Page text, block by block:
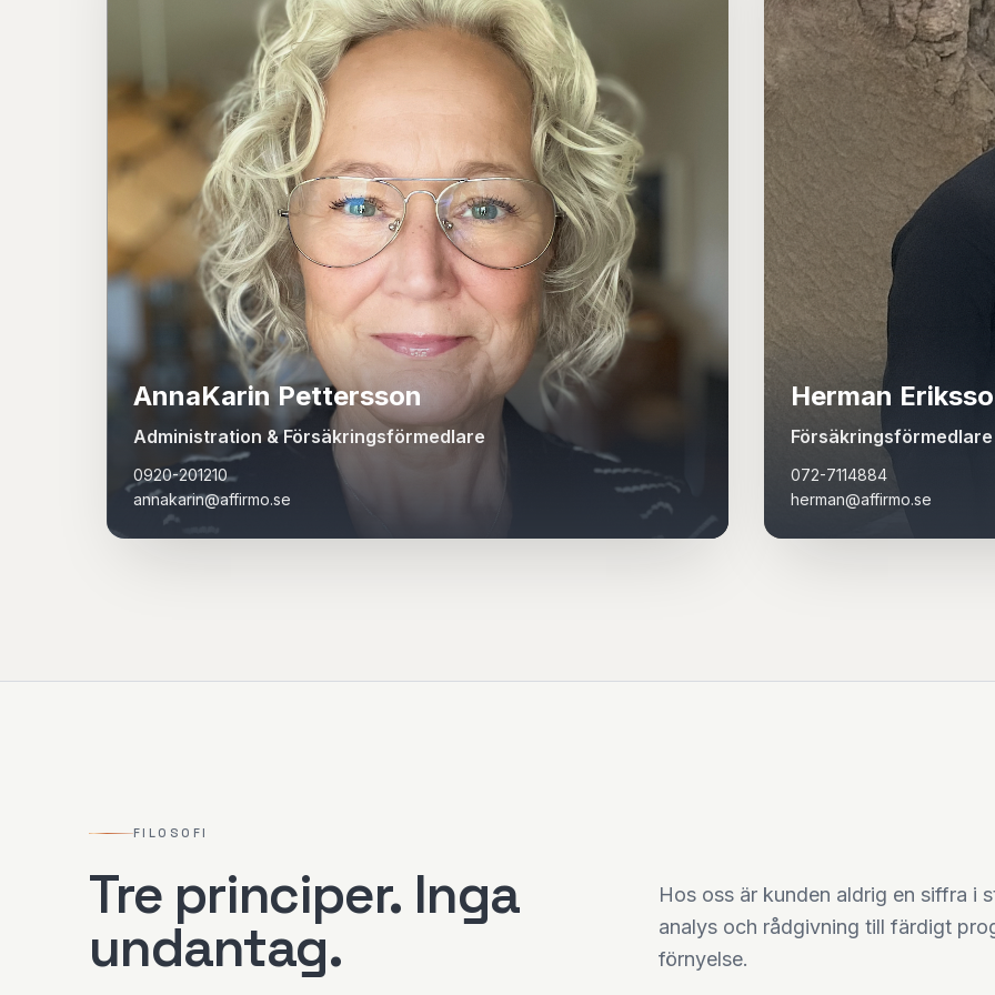
AnnaKarin Pettersson
Administration & Försäkringsförmedlare
0920-201210
annakarin@affirmo.se
Herman
Försäkringsförmedlare
072-7114884
herman@affirmo.se
FILOSOFI
Tre principer. Inga
undantag.
Hos oss är kunden aldrig en siffra i
analys och rådgivning till färdigt
förnyelse.